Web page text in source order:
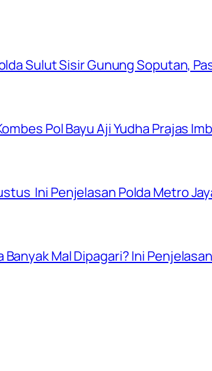
Sulut Sisir Gunung Soputan,
Pol Bayu Aji Yudha Prajas
Ini Penjelasan Polda Metro
Banyak Mal Dipagari? Ini